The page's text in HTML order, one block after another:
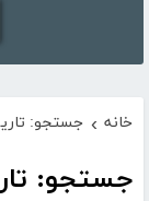
خانه › جستجو:
جستجو: